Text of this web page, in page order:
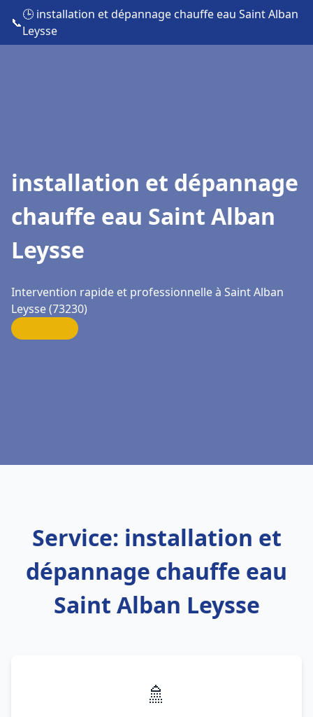
📞
🕒 installation et dépannage chauffe eau Saint Alban
Leysse
installation et dépannage
chauffe eau Saint Alban
Leysse
Intervention rapide et professionnelle à Saint Alban
Leysse (73230)
Service: installation et
dépannage chauffe eau
Saint Alban Leysse
🚿